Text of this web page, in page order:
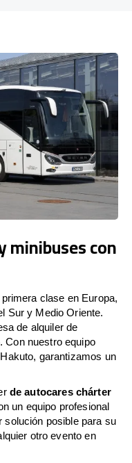
minibuses con
clase en Europa,
Sur y Medio Oriente.
de alquiler de
Con nuestro equipo
garantizamos un
de autocares chárter
un equipo profesional
solución posible para su
otro evento en